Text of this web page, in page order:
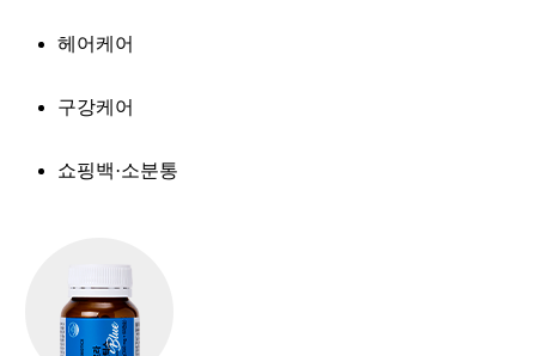
헤어케어
구강케어
쇼핑백·소분통